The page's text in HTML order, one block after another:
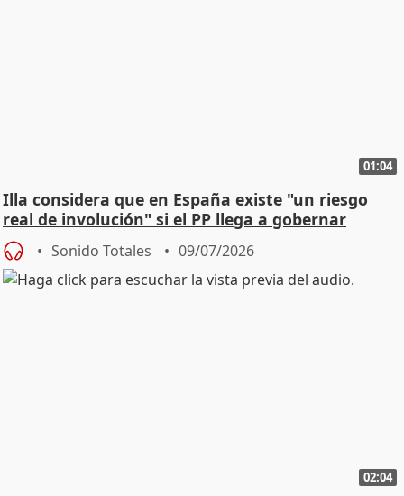
01:04
Illa considera que en España existe "un riesgo
real de involución" si el PP llega a gobernar
Sonido Totales 09/07/2026
02:04